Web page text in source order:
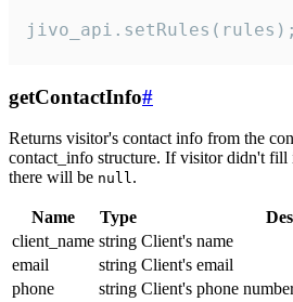
jivo_api.setRules(rules);
getContactInfo#
Returns visitor's contact info from the
contact_info structure. If visitor didn't fill
there will be null.
Name Type
client_name string Client's name
email
string Client's email
phone
string Client's phone